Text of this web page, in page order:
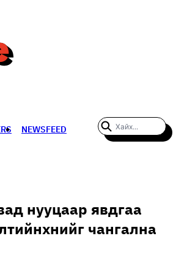
NEWSFEED
YORK TIMES
НЭГ САНАЛ БАЙНА
нууцаар явдгаа
чангална